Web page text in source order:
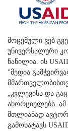
მოცემული ვებ
უნივერსალური
ნაწილია. ის
"მედია
„კვლევისა და
ახორციელებს. ამ
მთლიანად
გამოხატავს